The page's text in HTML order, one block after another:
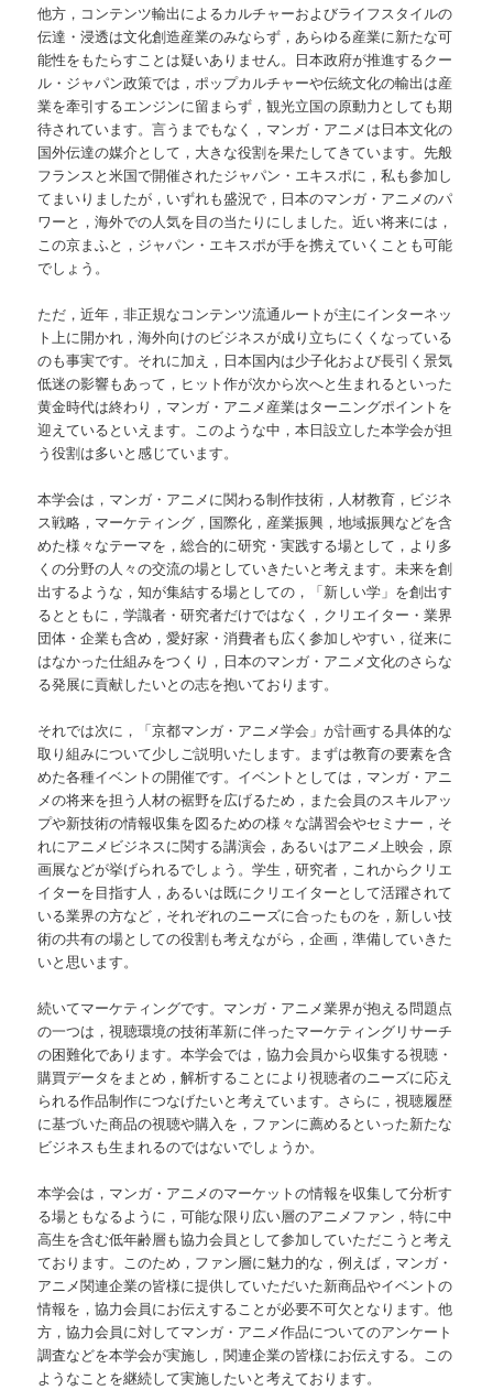
他方，コンテンツ輸出によるカルチャーおよびライフスタイルの
伝達・浸透は文化創造産業のみならず，あらゆる産業に新たな可
能性をもたらすことは疑いありません。日本政府が推進するクー
ル・ジャパン政策では，ポップカルチャーや伝統文化の輸出は産
業を牽引するエンジンに留まらず，観光立国の原動力としても期
待されています。言うまでもなく，マンガ・アニメは日本文化の
国外伝達の媒介として，大きな役割を果たしてきています。先般
フランスと米国で開催されたジャパン・エキスポに，私も参加し
てまいりましたが，いずれも盛況で，日本のマンガ・アニメのパ
ワーと，海外での人気を目の当たりにしました。近い将来には，
この京まふと，ジャパン・エキスポが手を携えていくことも可能
でしょう。
ただ，近年，非正規なコンテンツ流通ルートが主にインターネッ
ト上に開かれ，海外向けのビジネスが成り立ちにくくなっている
のも事実です。それに加え，日本国内は少子化および長引く景気
低迷の影響もあって，ヒット作が次から次へと生まれるといった
黄金時代は終わり，マンガ・アニメ産業はターニングポイントを
迎えているといえます。このような中，本日設立した本学会が担
う役割は多いと感じています。
本学会は，マンガ・アニメに関わる制作技術，人材教育，ビジネ
ス戦略，マーケティング，国際化，産業振興，地域振興などを含
めた様々なテーマを，総合的に研究・実践する場として，より多
くの分野の人々の交流の場としていきたいと考えます。未来を創
出するような，知が集結する場としての，「新しい学」を創出す
るとともに，学識者・研究者だけではなく，クリエイター・業界
団体・企業も含め，愛好家・消費者も広く参加しやすい，従来に
はなかった仕組みをつくり，日本のマンガ・アニメ文化のさらな
る発展に貢献したいとの志を抱いております。
それでは次に，「京都マンガ・アニメ学会」が計画する具体的な
取り組みについて少しご説明いたします。まずは教育の要素を含
めた各種イベントの開催です。イベントとしては，マンガ・アニ
メの将来を担う人材の裾野を広げるため，また会員のスキルアッ
プや新技術の情報収集を図るための様々な講習会やセミナー，そ
れにアニメビジネスに関する講演会，あるいはアニメ上映会，原
画展などが挙げられるでしょう。学生，研究者，これからクリエ
イターを目指す人，あるいは既にクリエイターとして活躍されて
いる業界の方など，それぞれのニーズに合ったものを，新しい技
術の共有の場としての役割も考えながら，企画，準備していきた
いと思います。
続いてマーケティングです。マンガ・アニメ業界が抱える問題点
の一つは，視聴環境の技術革新に伴ったマーケティングリサーチ
の困難化であります。本学会では，協力会員から収集する視聴・
購買データをまとめ，解析することにより視聴者のニーズに応え
られる作品制作につなげたいと考えています。さらに，視聴履歴
に基づいた商品の視聴や購入を，ファンに薦めるといった新たな
ビジネスも生まれるのではないでしょうか。
本学会は，マンガ・アニメのマーケットの情報を収集して分析す
る場ともなるように，可能な限り広い層のアニメファン，特に中
高生を含む低年齢層も協力会員として参加していただこうと考え
ております。このため，ファン層に魅力的な，例えば，マンガ・
アニメ関連企業の皆様に提供していただいた新商品やイベントの
情報を，協力会員にお伝えすることが必要不可欠となります。他
方，協力会員に対してマンガ・アニメ作品についてのアンケート
調査などを本学会が実施し，関連企業の皆様にお伝えする。この
ようなことを継続して実施したいと考えております。